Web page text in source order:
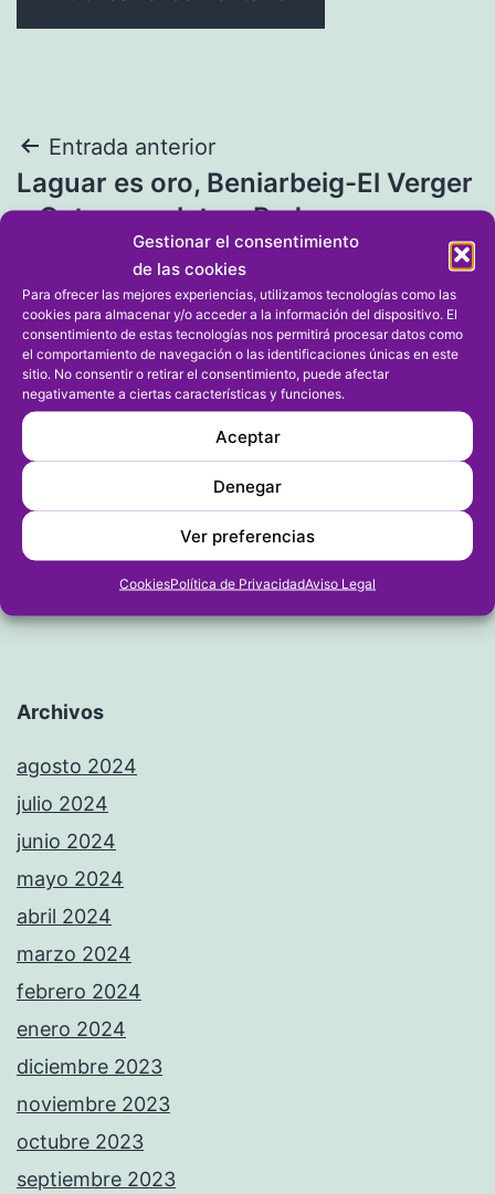
Gestionar el consentimiento
de las cookies
Para ofrecer las mejores experiencias, utilizamos tecnologías como las
cookies para almacenar y/o acceder a la información del dispositivo. El
consentimiento de estas tecnologías nos permitirá procesar datos como
el comportamiento de navegación o las identificaciones únicas en este
sitio. No consentir o retirar el consentimiento, puede afectar
negativamente a ciertas características y funciones.
Aceptar
Denegar
Ver preferencias
CookiesPolítica de PrivacidadAviso Legal
Navegación
de
entradas
Entrada anterior
Laguar es oro, Beniarbeig-El Verger
y Gata son plata y Pedreguer
bronce en el autonómico de
galotxa
Entrada siguiente
La Valenciana de Mengual, Herrera
y Lobo pierde con Murcia en el
segundo partido del nacional Sub
14
Archivos
agosto 2024
julio 2024
junio 2024
mayo 2024
abril 2024
marzo 2024
febrero 2024
enero 2024
diciembre 2023
noviembre 2023
octubre 2023
septiembre 2023